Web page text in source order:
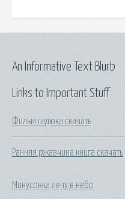
Links to Important Stuff
Фильм гадюка скачать
Ранняя ржавчина книга скачать
Минусовка лечу в небо
An Informative Text Blurb